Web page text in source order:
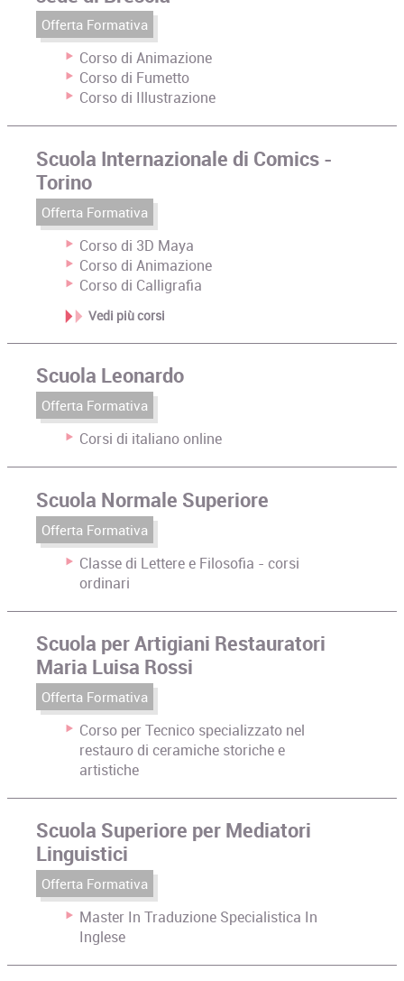
Offerta Formativa
Corso di Animazione
Corso di Fumetto
Corso di Illustrazione
Scuola Internazionale di Comics -
Torino
Offerta Formativa
Corso di 3D Maya
Corso di Animazione
Corso di Calligrafia
Vedi più corsi
Scuola Leonardo
Offerta Formativa
Corsi di italiano online
Scuola Normale Superiore
Offerta Formativa
Classe di Lettere e Filosofia - corsi
ordinari
Scuola per Artigiani Restauratori
Maria Luisa Rossi
Offerta Formativa
Corso per Tecnico specializzato nel
restauro di ceramiche storiche e
artistiche
Scuola Superiore per Mediatori
Linguistici
Offerta Formativa
Master In Traduzione Specialistica In
Inglese